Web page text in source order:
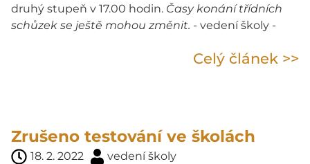
druhý stupeň v 17.00 hodin. Časy konání třídních
schůzek se ještě mohou změnit. - vedení školy -
Celý článek >>
Zrušeno testování ve školách
18. 2. 2022 vedení školy